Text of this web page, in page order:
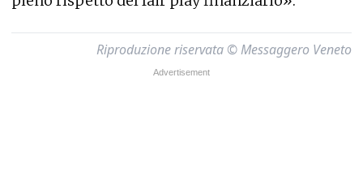
Riproduzione riservata © Messaggero Veneto